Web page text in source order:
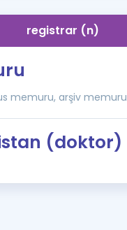
registrar (n)
memuru, arşiv memuru
(doktor)